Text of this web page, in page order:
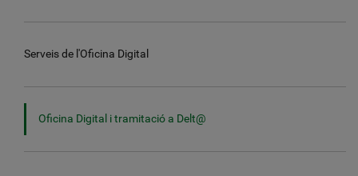
Serveis de l'Oficina Digital
Oficina Digital i tramitació a Delt@